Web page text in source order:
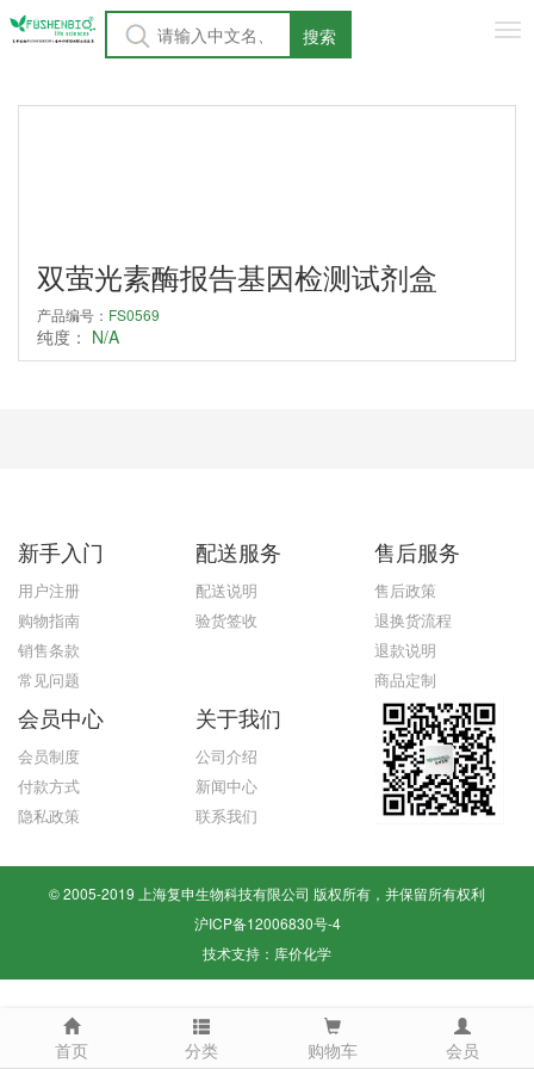
搜索
双萤光素酶报告基因检测试剂盒
产品编号： FS0569
纯度： N/A
首页 分类 购物车 会员
新手入门
用户注册
购物指南
销售条款
常见问题
配送服务
配送说明
验货签收
售后服务
售后政策
退换货流程
退款说明
商品定制
会员中心
会员制度
付款方式
隐私政策
关于我们
公司介绍
新闻中心
联系我们
© 2005-2019 上海复申生物科技有限公司 版权所有，并保留所有权利
沪ICP备12006830号-4
技术支持： 库价化学